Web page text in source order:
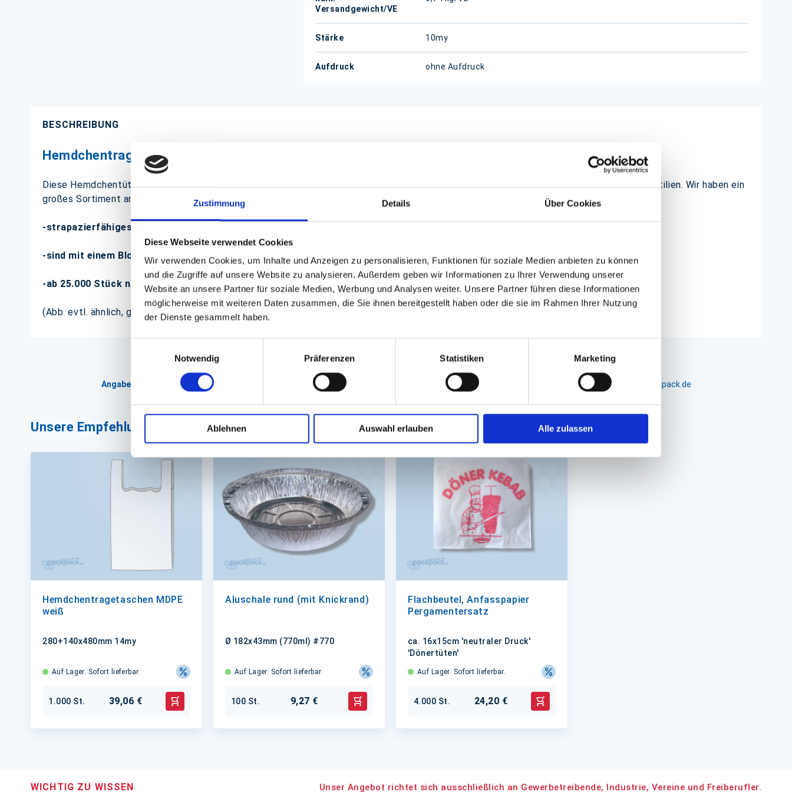
Zustimmung Details Über Cookies
Diese Webseite verwendet Cookies
Wir verwenden Cookies, um Inhalte und Anzeigen zu personalisieren, Funktionen für soziale Medien anbieten zu können
und die Zugriffe auf unsere Website zu analysieren. Außerdem geben wir Informationen zu Ihrer Verwendung unserer
Website an unsere Partner für soziale Medien, Werbung und Analysen weiter. Unsere Partner führen diese Informationen
möglicherweise mit weiteren Daten zusammen, die Sie ihnen bereitgestellt haben oder die sie im Rahmen Ihrer Nutzung
der Dienste gesammelt haben.
Notwendig
Präferenzen Statistiken Marketing
Ablehnen Auswahl erlauben Alle zulassen
Versandgewicht/VE
Stärke 10my
Aufdruck ohne Aufdruck
BESCHREIBUNG
Hemdchentragetasche in weiß, ideal für Ihre Imbiss-Gastronomie
Diese Hemdchentüten sind wahre Allrounder und werden für take away ebenso eingesetzt wie im Einzelhandel z. B. Lebensmittel oder Textilien. Wir haben ein
großes Sortiment an Plastik Beuteln. Ab 25.000 Sück bedrucken wir sie gerne mit Ihrem Werbedruck. Lassen Sie sich gerne beraten!
-strapazierfähiges HDPE
-sind mit einem Block versehen und können einzeln abgerissen werden
-ab 25.000 Stück nach ihren individuellen Vorstellungen bedruckbar
(Abb. evtl. ähnlich, ggf. ohne Dekoration)
Angaben zur Informationspflichten der GPSR Produktsicherheitsverordnung: packpack.de GmbH, Am Bullhamm 24-26, D-26441 Jever, info@packpack.de
Unsere Empfehlungen
Hemdchentragetaschen MDPE
weiß
280+140x480mm 14my
Auf Lager. Sofort lieferbar.
1.000 St. 39,06 € In den Warenkorb
Aluschale rund (mit Knickrand)
Ø 182x43mm (770ml) #770
Auf Lager. Sofort lieferbar.
100 St. 9,27 € In den Warenkorb
Flachbeutel, Anfasspapier
Pergamentersatz
ca. 16x15cm 'neutraler Druck'
'Dönertüten'
Auf Lager. Sofort lieferbar.
4.000 St. 24,20 € In den Warenkorb
WICHTIG ZU WISSEN Unser Angebot richtet sich ausschließlich an Gewerbetreibende, Industrie, Vereine und Freiberufler.